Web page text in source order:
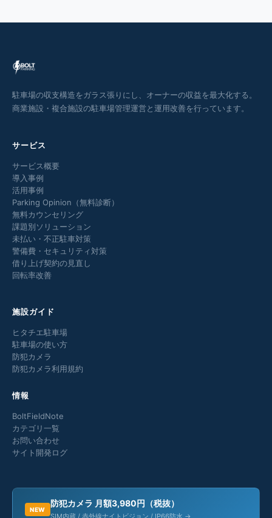
駐車場の収支構造をガラス張りにし、オーナーの収益を最大化する。
商業施設・複合施設の駐車場管理運営と運用改善を行っています。
サービス
サービス概要
導入事例
活用事例
Parking Opinion（無料診断）
無料カウンセリング
課題別ソリューション
未払い・不正駐車対策
警備費・セキュリティ対策
借り上げ契約の見直し
回転率改善
施設ガイド
ヒタチエ駐車場
駐車場の使い方
防犯カメラ
防犯カメラ利用規約
情報
BoltFieldNote
カテゴリ一覧
お問い合わせ
サイト開発ログ
NEW
防犯カメラ 月額3,980円（税抜）
SIM内蔵 / 赤外線ナイトビジョン / IP66防水 →